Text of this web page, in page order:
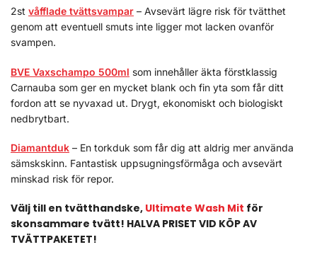
2st våfflade tvättsvampar – Avsevärt lägre risk för tvätthet
genom att eventuell smuts inte ligger mot lacken ovanför
svampen.
BVE Vaxschampo 500ml som innehåller äkta förstklassig
Carnauba som ger en mycket blank och fin yta som får ditt
fordon att se nyvaxad ut. Drygt, ekonomiskt och biologiskt
nedbrytbart.
Diamantduk – En torkduk som får dig att aldrig mer använda
sämskskinn. Fantastisk uppsugningsförmåga och avsevärt
minskad risk för repor.
Välj till en tvätthandske, Ultimate Wash Mit för
skonsammare tvätt! HALVA PRISET VID KÖP AV
TVÄTTPAKETET!